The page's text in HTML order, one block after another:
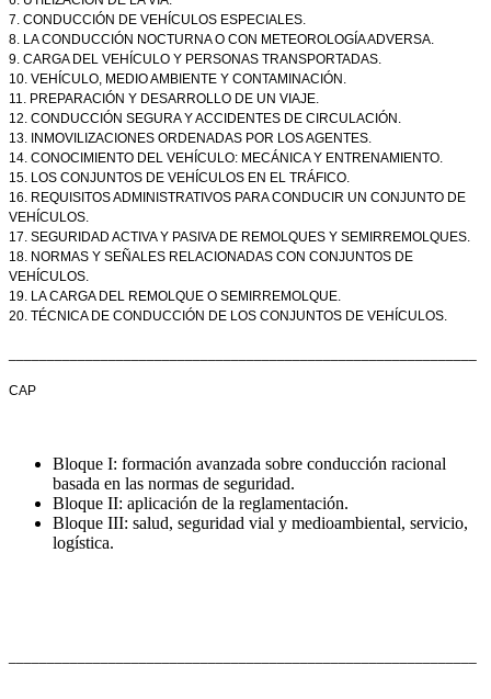
7. CONDUCCIÓN DE VEHÍCULOS ESPECIALES.
8. LA CONDUCCIÓN NOCTURNA O CON METEOROLOGÍA ADVERSA.
9. CARGA DEL VEHÍCULO Y PERSONAS TRANSPORTADAS.
10. VEHÍCULO, MEDIO AMBIENTE Y CONTAMINACIÓN.
11. PREPARACIÓN Y DESARROLLO DE UN VIAJE.
12. CONDUCCIÓN SEGURA Y ACCIDENTES DE CIRCULACIÓN.
13. INMOVILIZACIONES ORDENADAS POR LOS AGENTES.
14. CONOCIMIENTO DEL VEHÍCULO: MECÁNICA Y ENTRENAMIENTO.
15. LOS CONJUNTOS DE VEHÍCULOS EN EL TRÁFICO.
16. REQUISITOS ADMINISTRATIVOS PARA CONDUCIR UN CONJUNTO DE
VEHÍCULOS.
17. SEGURIDAD ACTIVA Y PASIVA DE REMOLQUES Y SEMIRREMOLQUES.
18. NORMAS Y SEÑALES RELACIONADAS CON CONJUNTOS DE
VEHÍCULOS.
19. LA CARGA DEL REMOLQUE O SEMIRREMOLQUE.
20. TÉCNICA DE CONDUCCIÓN DE LOS CONJUNTOS DE VEHÍCULOS.
CAP
Bloque I: formación avanzada sobre conducción racional
basada en las normas de seguridad.
Bloque II: aplicación de la reglamentación.
Bloque III: salud, seguridad vial y medioambiental, servicio,
logística.